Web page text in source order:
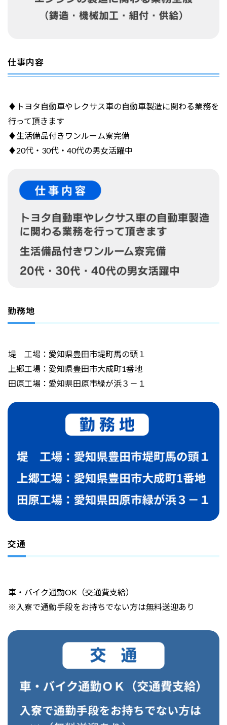
仕事内容
♦トヨタ自動車やレクサス車の自動車製造に関わる業務を
行って頂きます
♦生活備品付きワンルーム寮完備
♦20代・30代・40代の男女活躍中
勤務地
堤 工場：愛知県豊田市堤町馬の頭１
上郷工場：愛知県豊田市大成町1番地
田原工場：愛知県田原市緑が浜３－１
交通
車・バイク通勤OK（交通費支給）
※入寮で通勤手段をお持ちでない方は無料送迎あり